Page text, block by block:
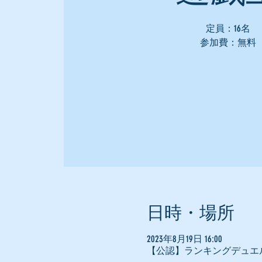
定員：16名
参加費：無料
日時・場所
2023年8月19日 16:00
【公認】ランキングデュエ